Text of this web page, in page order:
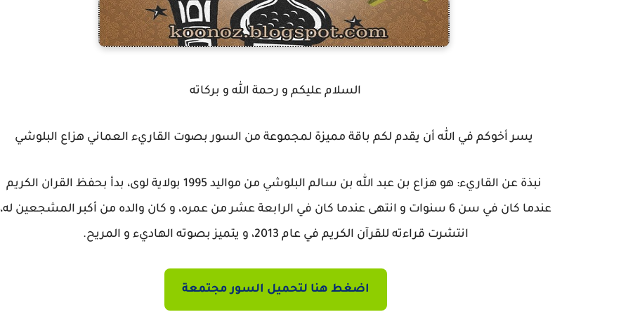
السلام عليكم و رحمة الله و بركاته
يسر أخوكم في الله أن يقدم لكم باقة مميزة لمجموعة من السور بصوت القاريء العماني هزاع البلوشي
نبذة عن القاريء: هو هزاع بن عبد الله بن سالم البلوشي من مواليد 1995 بولاية لوى، بدأ بحفظ القران الكريم
عندما كان في سن 6 سنوات و انتهى عندما كان في الرابعة عشر من عمره، و كان والده من أكبر المشجعين له،
انتشرت قراءته للقرآن الكريم في عام 2013، و يتميز بصوته الهاديء و المريح.
اضغط هنا لتحميل السور مجتمعة